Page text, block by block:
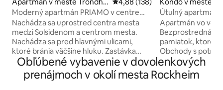
im
Moderný apartmán PRIAMO v centre
mesta s parkovaním!
Nachádza sa uprostred centra mesta
medzi Solsidenom a centrom mesta.
Nachádza sa pred hlavnými ulicami,
ktoré bránia väčšine hluku. Zastávka
autobusu Bakkebro, ktorá vás zavezie
všade v Trondheime a letiskový autobus
vzdialený 1 minútu. Útulný apartmán na
Útulný apartmán
Apartmán vo
Bezprostredná
pamiatok, ktoré
Obchody s
reštaurácie a
niekoľko minút
nachádza krásny
Obľúbené vybavenie v dovolenkových
prenájmoch v okolí mesta Rockheim